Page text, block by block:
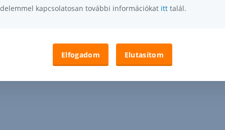
kapcsolatosan további információkat itt talál.
Elfogadom Elutasítom